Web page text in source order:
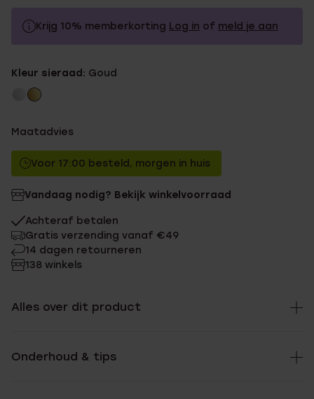
Krijg 10% memberkorting Log in of meld je aan
Zonder memberkorting
Kleur sieraad: Goud
Maatadvies
Voor 17:00 besteld, morgen in huis
Vandaag nodig? Bekijk winkelvoorraad
Achteraf betalen
Gratis verzending vanaf €49
14 dagen retourneren
138 winkels
Alles over dit product
Onderhoud & tips